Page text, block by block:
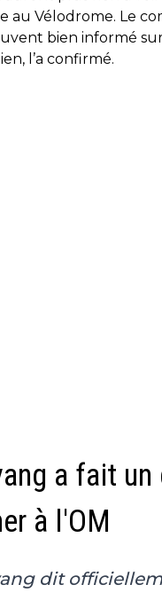
au Vélodrome. Le
bien informé
l’a confirmé.
a fait
à l'OM
dit